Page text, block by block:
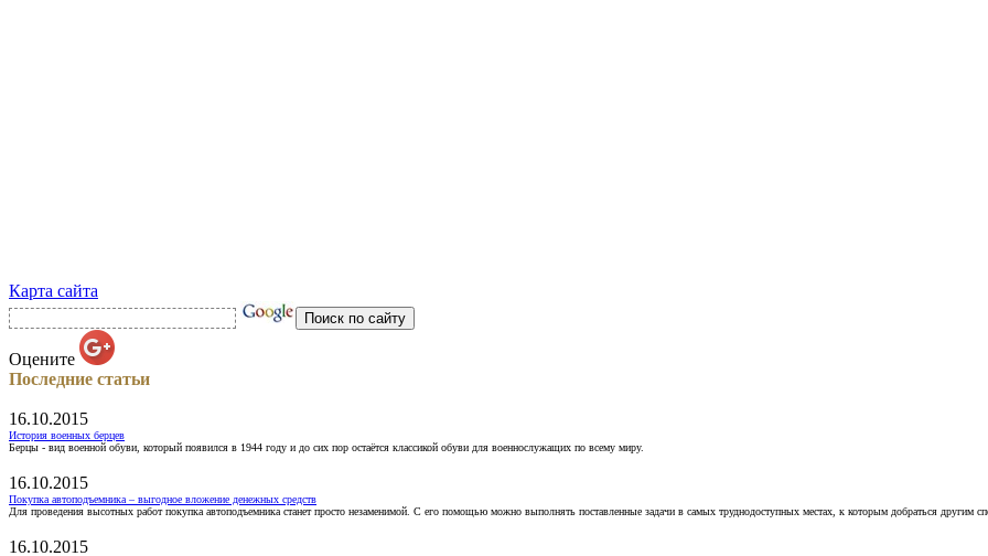
Карта сайта
Оцените
Последние статьи
16.10.2015
История военных берцев
Берцы - вид военной обуви, который появился в 1944 году и до сих пор остаётся классикой обуви для военнослужащих по всему миру.
16.10.2015
Покупка автоподъемника – выгодное вложение денежных средств
Для проведения высотных работ покупка автоподъемника станет просто незаменимой. С его помощью можно выполнять поставленные задачи в самых труднодоступных местах, к которым добраться другим
16.10.2015